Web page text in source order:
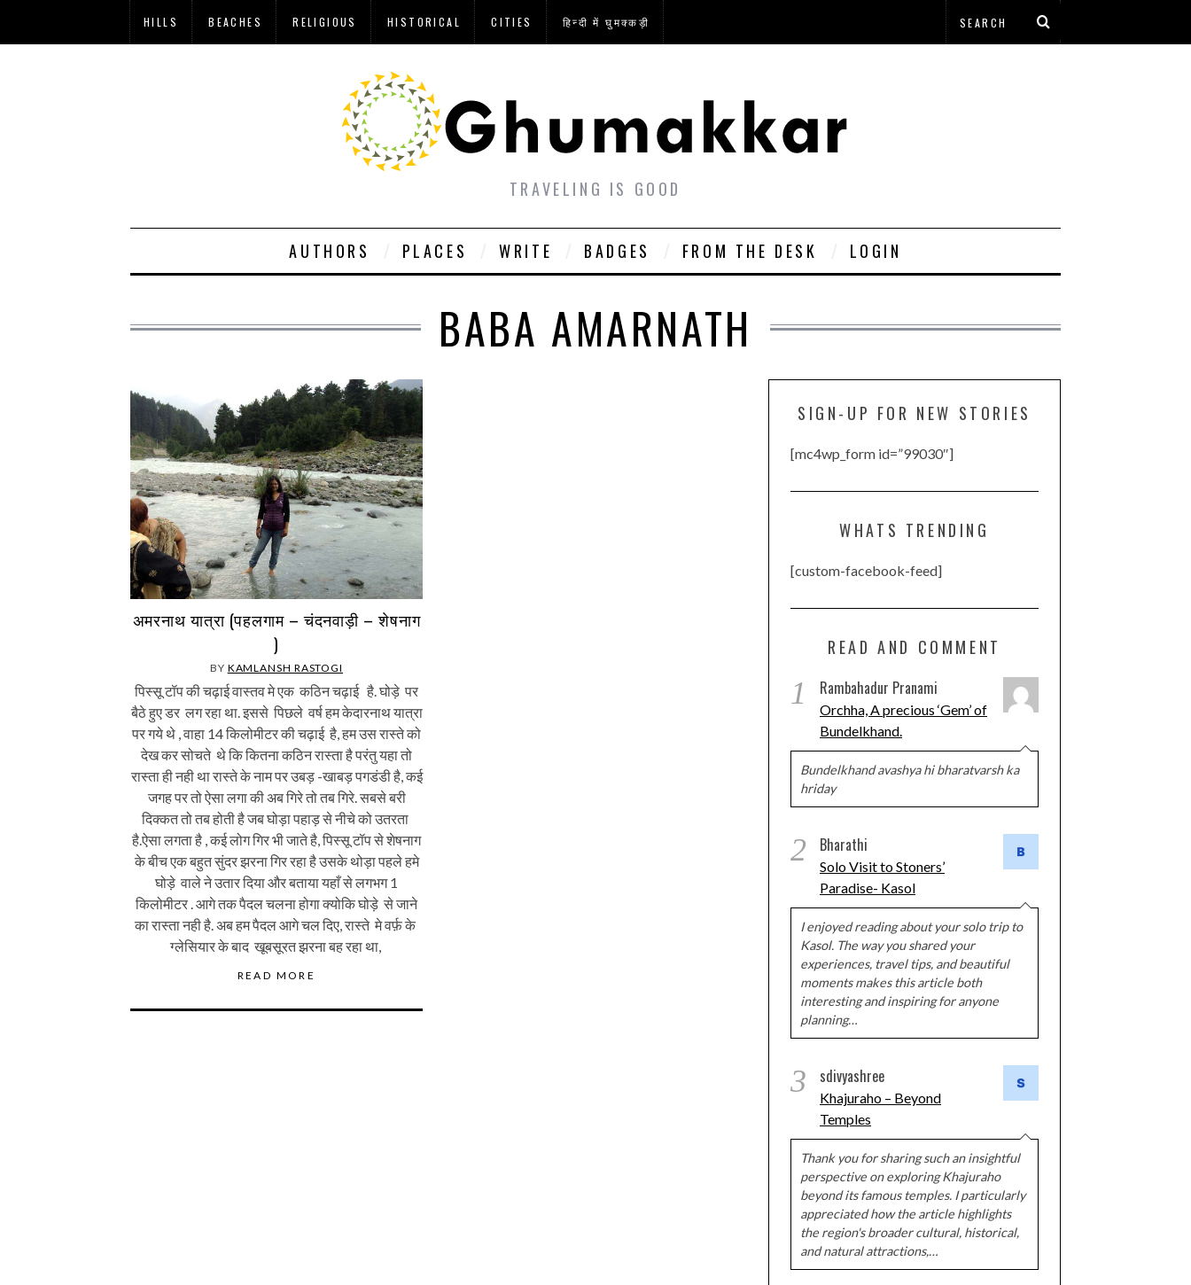
HILLS BEACHES RELIGIOUS HISTORICAL CITIES हिन्दी में घुमक्कड़ी
TRAVELING IS GOOD
AUTHORS PLACES WRITE BADGES FROM THE DESK LOGIN
BABA AMARNATH
अमरनाथ यात्रा (पहलगाम – चंदनवाड़ी – शेषनाग
)
BY KAMLANSH RASTOGI
पिस्सू टॉप की चढ़ाई वास्तव मे एक कठिन चढ़ाई है. घोड़े पर
बैठे हुए डर लग रहा था. इससे पिछले वर्ष हम केदारनाथ यात्रा
पर गये थे , वाहा 14 किलोमीटर की चढ़ाई है, हम उस रास्ते को
देख कर सोचते थे कि कितना कठिन रास्ता है परंतु यहा तो
रास्ता ही नही था रास्ते के नाम पर उबड़ -खाबड़ पगडंडी है, कई
जगह पर तो ऐसा लगा की अब गिरे तो तब गिरे. सबसे बरी
दिक्कत तो तब होती है जब घोड़ा पहाड़ से नीचे को उतरता
है.ऐसा लगता है , कई लोग गिर भी जाते है, पिस्सू टॉप से शेषनाग
के बीच एक बहुत सुंदर झरना गिर रहा है उसके थोड़ा पहले हमे
घोड़े वाले ने उतार दिया और बताया यहाँ से लगभग 1
किलोमीटर . आगे तक पैदल चलना होगा क्योकि घोड़े से जाने
का रास्ता नही है. अब हम पैदल आगे चल दिए, रास्ते मे वर्फ़ के
ग्लेसियार के बाद खूबसूरत झरना बह रहा था,
READ MORE
SIGN-UP FOR NEW STORIES
[mc4wp_form id=”99030″]
WHATS TRENDING
[custom-facebook-feed]
READ AND COMMENT
1 Rambahadur Pranami
Orchha, A precious ‘Gem’ of
Bundelkhand.
Bundelkhand avashya hi bharatvarsh ka
hriday
2 Bharathi
Solo Visit to Stoners’
Paradise- Kasol
I enjoyed reading about your solo trip to
Kasol. The way you shared your
experiences, travel tips, and beautiful
moments makes this article both
interesting and inspiring for anyone
planning…
3 sdivyashree
Khajuraho – Beyond
Temples
Thank you for sharing such an insightful
perspective on exploring Khajuraho
beyond its famous temples. I particularly
appreciated how the article highlights
the region's broader cultural, historical,
and natural attractions,…